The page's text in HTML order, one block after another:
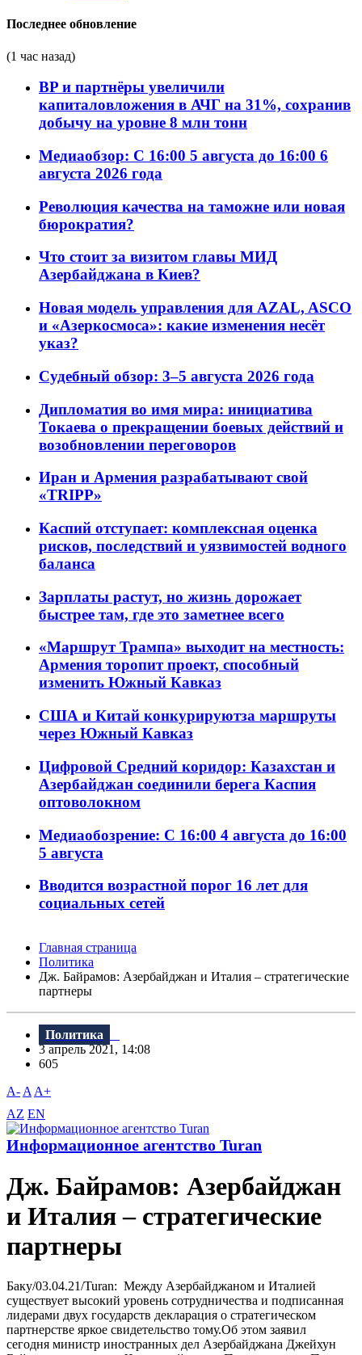
Последнее обновление
(1 час назад)
BP и партнёры увеличили
капиталовложения в АЧГ на 31%, сохранив
добычу на уровне 8 млн тонн
Медиаобзор: С 16:00 5 августа до 16:00 6
августа 2026 года
Революция качества на таможне или новая
бюрократия?
Что стоит за визитом главы МИД
Азербайджана в Киев?
Новая модель управления для AZAL, ASCO
и «Азеркосмоса»: какие изменения несёт
указ?
Судебный обзор: 3–5 августа 2026 года
Дипломатия во имя мира: инициатива
Токаева о прекращении боевых действий и
возобновлении переговоров
Иран и Армения разрабатывают свой
«TRIPP»
Каспий отступает: комплексная оценка
рисков, последствий и уязвимостей водного
баланса
Зарплаты растут, но жизнь дорожает
быстрее там, где это заметнее всего
«Маршрут Трампа» выходит на местность:
Армения торопит проект, способный
изменить Южный Кавказ
США и Китай конкурируютза маршруты
через Южный Кавказ
Цифровой Средний коридор: Казахстан и
Азербайджан соединили берега Каспия
оптоволокном
Медиаобозрение: С 16:00 4 августа до 16:00
5 августа
Вводится возрастной порог 16 лет для
социальных сетей
Главная страница
Политика
Дж. Байрамов: Азербайджан и Италия – стратегические
партнеры
Политика
3 апрель 2021, 14:08
605
A- A A+
AZ EN
Информационное агентство Turan
Дж. Байрамов: Азербайджан
и Италия – стратегические
партнеры
Баку/03.04.21/Turan: Между Азербайджаном и Италией
существует высокий уровень сотрудничества и подписанная
лидерами двух государств декларация о стратегическом
партнерстве яркое свидетельство тому.Об этом заявил
сегодня министр иностранных дел Азербайджана Джейхун